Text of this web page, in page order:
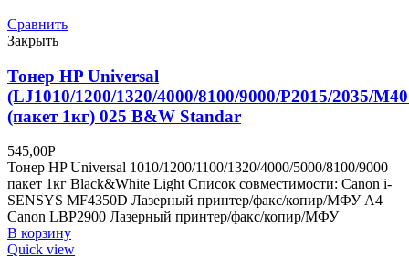
Сравнить
Закрыть
Тонер HP Universal
(LJ1010/1200/1320/4000/8100/9000/P2015/2035/
(пакет 1кг) 025 B&W Standar
545,00Р
Тонер HP Universal 1010/1200/1100/1320/4000/5000/8100/9000
пакет 1кг Black&White Light Список совместимости: Canon i-
SENSYS MF4350D Лазерный принтер/факс/копир/МФУ A4
Canon LBP2900 Лазерный принтер/факс/копир/МФУ
В корзину
Quick view